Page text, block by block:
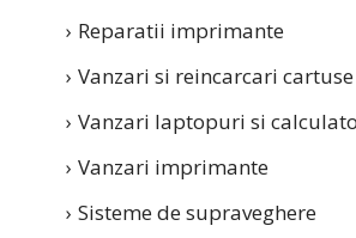
Reparatii imprimante
Vanzari si reincarcari cartuse
Vanzari laptopuri si
Vanzari imprimante
Sisteme de supraveghere